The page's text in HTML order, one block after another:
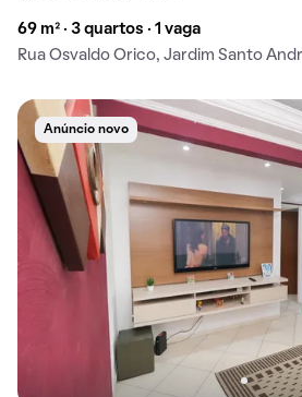
69 m² · 3 quartos · 1 vaga
Rua Osvaldo Orico, Jardim Santo
Anúncio novo